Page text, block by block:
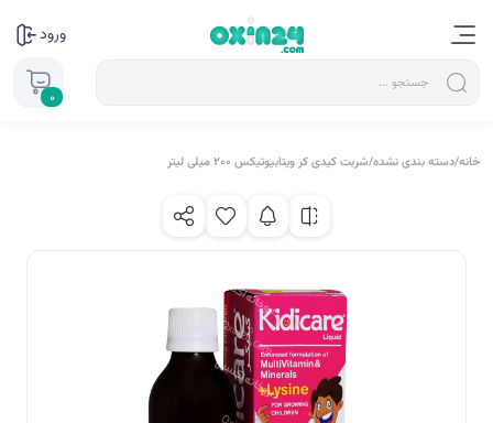
ورود
0
خانه/دسته بندی نشده/شربت کیدی کر ویتابیوتیکس 200 میلی لیتر